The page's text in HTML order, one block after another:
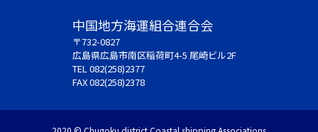
中国地方海運組合連合会
〒732-0827
広島県広島市南区稲荷町4-5 尾崎ビル2F
TEL 082(258)2377
FAX 082(258)2378